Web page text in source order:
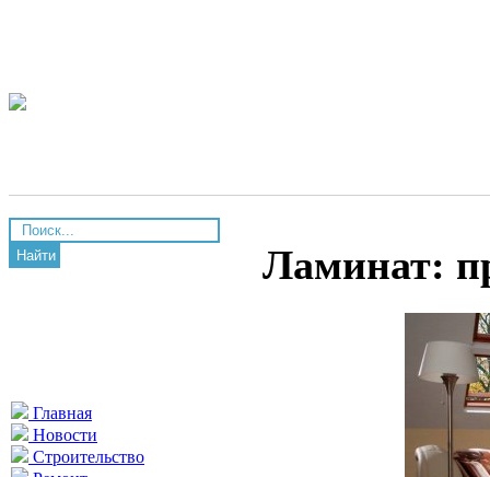
Найти
Главная
Новости
Строительство
Ламинат: